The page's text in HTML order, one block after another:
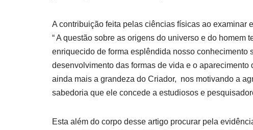
A contribuição feita pelas ciências físicas ao examinar
“ A questão sobre as origens do universo e do
enriquecido de forma esplêndida nosso conhecimento
desenvolvimento das formas de vida e o
ainda mais a grandeza do Criador, nos motivando a
sabedoria que ele concede a estudiosos e
Esta além do corpo desse artigo procurar pela